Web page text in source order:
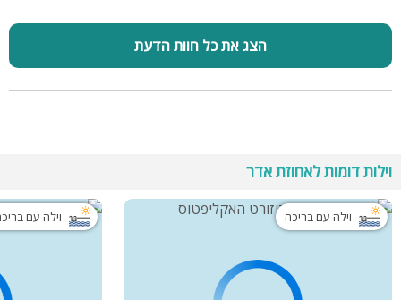
הצג את כל חוות הדעת
וילות דומות לאחוזת אדר
וילה עם בריכה וילה עם